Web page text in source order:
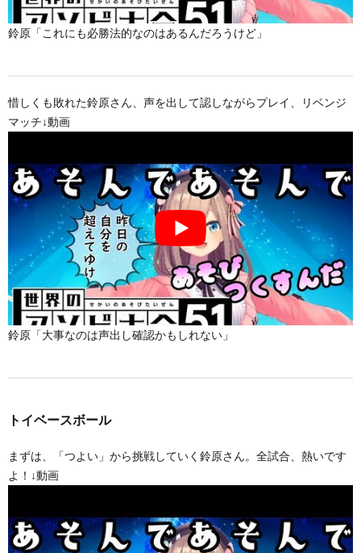
鈴原「これにも必勝法的なのはあるんだろうけど」
惜しくも敗れた鈴原さん、声を出して認しながらプレイ、リベンジ
マッチ↓動画
鈴原「大事なのは声出し確認かもしれない」
トイベースボール
まずは、「つよい」から挑戦していく鈴原さん。全試合、熱いです
よ！↓動画